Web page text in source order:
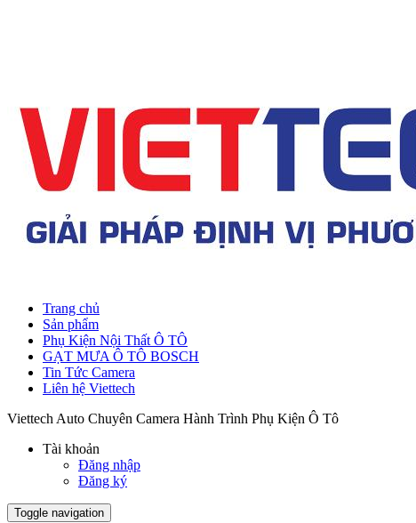
Trang chủ
Sản phẩm
Phụ Kiện Nội Thất Ô TÔ
GẠT MƯA Ô TÔ BOSCH
Tin Tức Camera
Liên hệ Viettech
Viettech Auto Chuyên Camera Hành Trình Phụ Kiện Ô Tô
Tài khoản
Đăng nhập
Đăng ký
Toggle navigation